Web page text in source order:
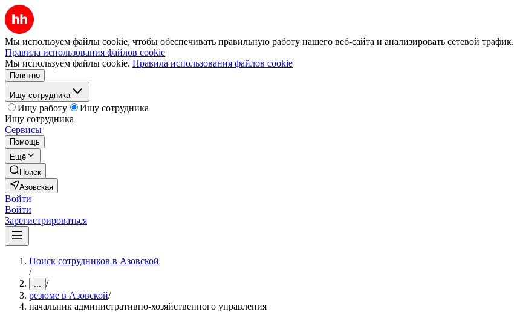
Мы используем файлы cookie, чтобы обеспечивать правильную работу нашего веб-сайта и анализировать сетевой трафик.
Правила использования файлов cookie
Мы используем файлы cookie. Правила использования файлов cookie
Понятно
Ищу сотрудника
Ищу работу
Ищу сотрудника
Ищу сотрудника
Сервисы
Помощь
Ещё
Поиск
Азовская
Войти
Войти
Зарегистрироваться
Поиск сотрудников в Азовской
/
... /
резюме в Азовской/
начальник административно-хозяйственного управления